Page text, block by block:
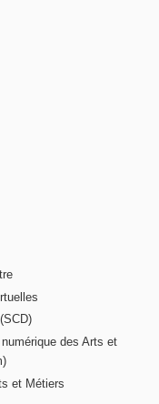
des Arts et
et Métiers